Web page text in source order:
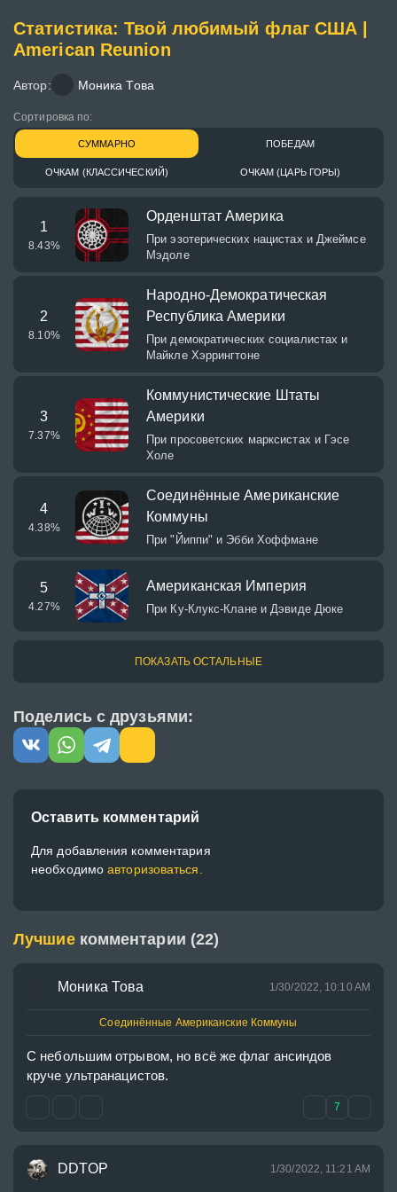
Статистика: Твой любимый флаг США |
American Reunion
Автор: ᠌Моника Това
Сортировка по:
СУММАРНО ПОБЕДАМ
ОЧКАМ (КЛАССИЧЕСКИЙ) ОЧКАМ (ЦАРЬ ГОРЫ)
1
8.43%
Орденштат Америка
При эзотерических нацистах и Джеймсе
Мэдоле
2
8.10%
Народно-Демократическая
Республика Америки
При демократических социалистах и
Майкле Хэррингтоне
3
7.37%
Коммунистические Штаты
Америки
При просоветских марксистах и Гэсе
Холе
4
4.38%
Соединённые Американские
Коммуны
При "Йиппи" и Эбби Хоффмане
5
4.27%
Американская Империя
При Ку-Клукс-Клане и Дэвиде Дюке
ПОКАЗАТЬ ОСТАЛЬНЫЕ
Поделись с друзьями:
Оставить комментарий
Для добавления комментария
необходимоавторизоваться.
Лучшие комментарии (22)
᠌Моника Това 1/30/2022, 10:10 AM
Соединённые Американские Коммуны
С небольшим отрывом, но всё же флаг ансиндов
круче ультранацистов.
7
DDTOP 1/30/2022, 11:21 AM